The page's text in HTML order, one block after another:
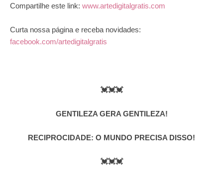
Compartilhe este link: www.artedigitalgratis.com
Curta nossa página e receba novidades:
facebook.com/artedigitalgratis
💓💓💓
GENTILEZA GERA GENTILEZA!
RECIPROCIDADE: O MUNDO PRECISA DISSO!
💓💓💓